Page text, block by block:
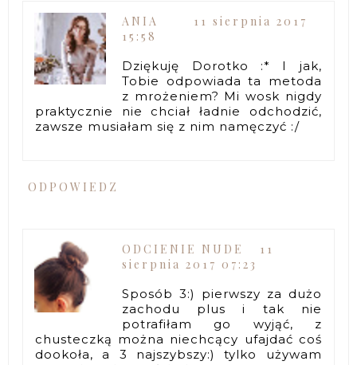
ANIA
11 sierpnia 2017
15:58
Dziękuję Dorotko :* I jak,
Tobie odpowiada ta metoda
z mrożeniem? Mi wosk nigdy
praktycznie nie chciał ładnie odchodzić,
zawsze musiałam się z nim namęczyć :/
ODPOWIEDZ
ODCIENIE NUDE
11
sierpnia 2017 07:23
Sposób 3:) pierwszy za dużo
zachodu plus i tak nie
potrafiłam go wyjąć, z
chusteczką można niechcący ufajdać coś
dookoła, a 3 najszybszy:) tylko używam